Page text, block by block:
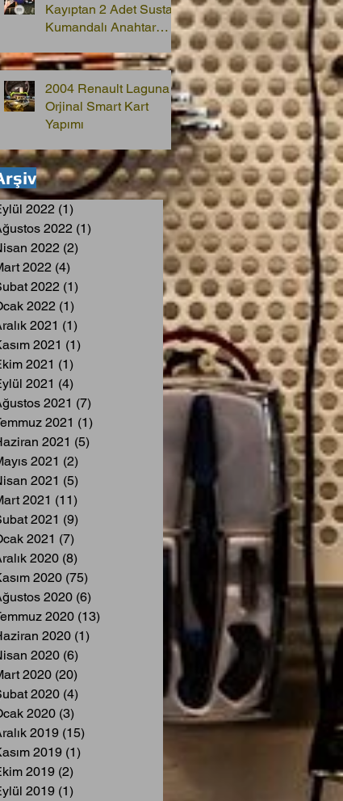
Kayıptan 2 Adet Sustalı
Kumandalı Anahtar
2004 Renault Laguna 2
Orjinal Smart Kart
Yapımı
2022 (1)
2022 (1)
2022 (2)
2022 (4)
2022 (1)
2022 (1)
2021 (1)
2021 (1)
2021 (1)
2021 (4)
2021 (7)
2021 (1)
2021 (5)
2021 (2)
2021 (5)
2021 (11)
2021 (9)
2021 (7)
2020 (8)
2020 (75)
2020 (6)
2020 (13)
2020 (1)
2020 (6)
2020 (20)
2020 (4)
2020 (3)
2019 (15)
2019 (1)
2019 (2)
2019 (1)